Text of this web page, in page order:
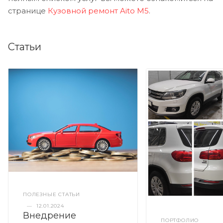
странице Кузовной ремонт Aito M5.
Статьи
ПОЛЕЗНЫЕ СТАТЬИ
—
12.01.2024
Внедрение
ПОРТФОЛИО